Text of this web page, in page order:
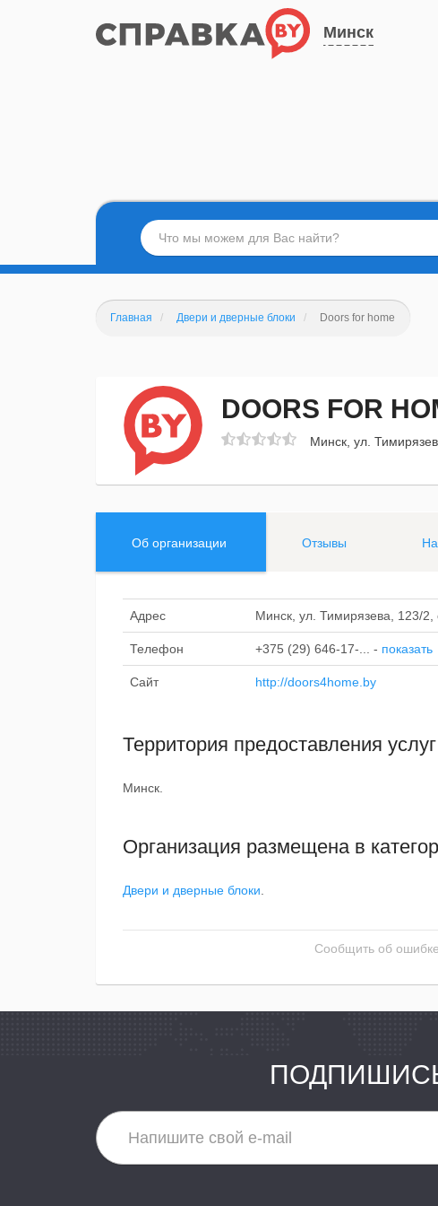
Минск
Главная Двери и дверные блоки Doors for home
DOORS FOR
Минск, ул.
Об организации Отзывы
Адрес Минск, ул. Тимирязева, 123/2,
Телефон +375 (29) 646-17-... - показать
Сайт http://doors4home.by
Территория предоставления услуг
Минск.
Организация размещена в
Двери и дверные блоки
Сообщить об ошибке